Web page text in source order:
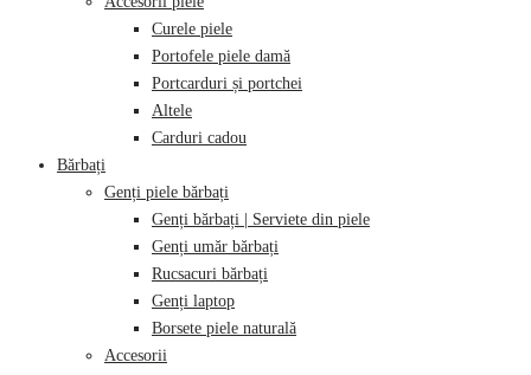
Curele piele
Portofele piele damă
Portcarduri și portchei
Altele
Carduri cadou
Bărbați
Genți piele bărbați
Genți bărbați | Serviete din piele
Genți umăr bărbați
Rucsacuri bărbați
Genți laptop
Borsete piele naturală
Accesorii